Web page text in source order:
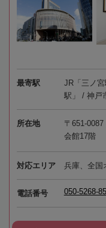
最寄駅
JR「三ノ
駅」 / 神戸
所在地
〒651-
会館17階
対応エリア 兵庫、全国
電話番号 050-5268-